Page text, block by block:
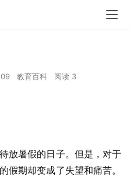
教育百科 阅读 3
放暑假的日子。但是，对于
假期却变成了失望和痛苦。